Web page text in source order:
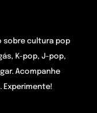
sobre cultura pop
K-pop, J-pop,
Acompanhe
Experimente!